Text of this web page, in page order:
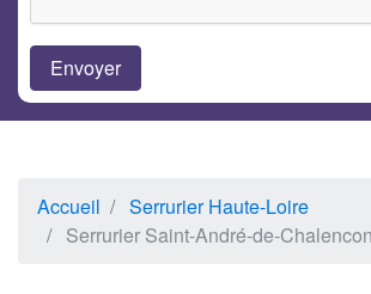
Accueil
Serrurier Haute-Loire
Serrurier Saint-André-de-Chalencon